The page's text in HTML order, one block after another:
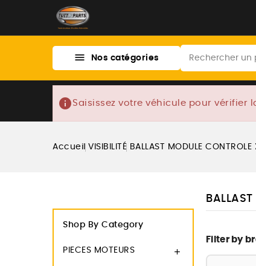
 Nos catégories
info Saisissez votre véhicule pour vérifier
Accueil VISIBILITÉ BALLAST MODULE CONTROLE
Shop By Category
PIECES MOTEURS 
Filter by